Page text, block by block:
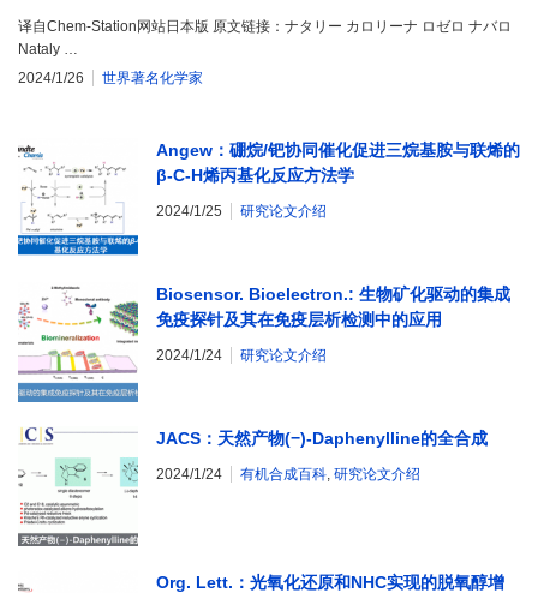
译自Chem-Station网站日本版 原文链接：ナタリー カロリーナ ロゼロ ナバロ
Nataly …
2024/1/26
世界著名化学家
Angew：硼烷/钯协同催化促进三烷基胺与联烯的
β-C-H烯丙基化反应方法学
2024/1/25 研究论文介绍
Biosensor. Bioelectron.: 生物矿化驱动的集成
免疫探针及其在免疫层析检测中的应用
2024/1/24 研究论文介绍
JACS：天然产物(−)-Daphenylline的全合成
2024/1/24 有机合成百科 研究论文介绍
Org. Lett.：光氧化还原和NHC实现的脱氧醇增